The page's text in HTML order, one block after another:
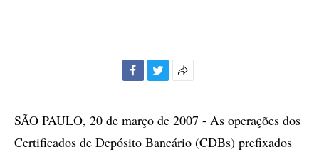
compartilhamento
SÃO PAULO, 20 de março de 2007 - As operações dos
Certificados de Depósito Bancário (CDBs) prefixados